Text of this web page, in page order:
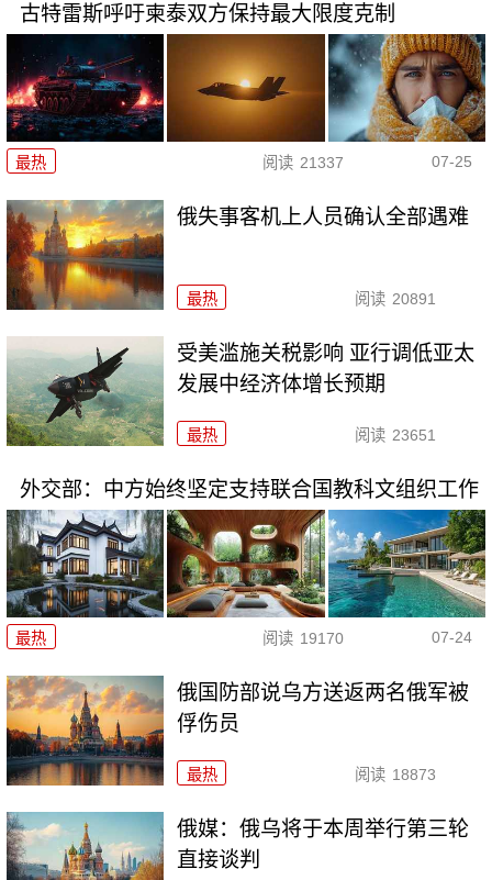
古特雷斯呼吁柬泰双方保持最大限度克制
最热 阅读 21337 07-25
俄失事客机上人员确认全部遇难
最热 阅读 20891
受美滥施关税影响 亚行调低亚太
发展中经济体增长预期
最热 阅读 23651
外交部：中方始终坚定支持联合国教科文组织工作
最热 阅读 19170 07-24
俄国防部说乌方送返两名俄军被
俘伤员
最热 阅读 18873
俄媒：俄乌将于本周举行第三轮
直接谈判